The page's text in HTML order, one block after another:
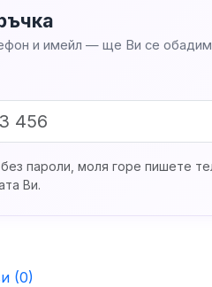
и имейл — ще Ви се
пароли, моля горе пишете
Ви.
(0)